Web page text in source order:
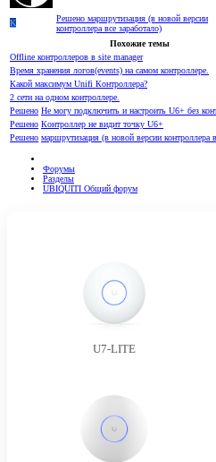
K Решено маршрутизация (в новой версии
контроллера все заработало)
Похожие темы
Offline контроллеров в site manager
Время хранения логов(events) на самом контроллере.
Какой максимум Unifi Контроллера?
2 сети на одном контроллере.
Решено Не могу подключить и настроить U6+ без
Решено Контроллер не видит точку U6+
Решено маршрутизация (в новой версии контроллера
Форумы
Разделы
UBIQUITI Общий форум
U7-LITE